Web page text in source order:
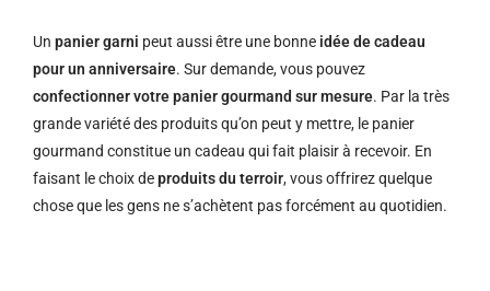
Un panier garni peut aussi être une bonne idée de cadeau
pour un anniversaire. Sur demande, vous pouvez
confectionner votre panier gourmand sur mesure. Par la très
grande variété des produits qu’on peut y mettre, le panier
gourmand constitue un cadeau qui fait plaisir à recevoir. En
faisant le choix deproduits du terroir, vous offrirez quelque
chose que les gens ne s’achètent pas forcément au quotidien.